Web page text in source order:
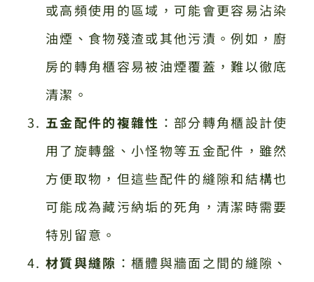
或高頻使用的區域，可能會更容易沾染
油煙、食物殘渣或其他污漬。例如，廚
房的轉角櫃容易被油煙覆蓋，難以徹底
清潔。
五金配件的複雜性 ：部分轉角櫃設計使
用了旋轉盤、小怪物等五金配件，雖然
方便取物，但這些配件的縫隙和結構也
可能成為藏污納垢的死角，清潔時需要
特別留意。
材質與縫隙 ：櫃體與牆面之間的縫隙、